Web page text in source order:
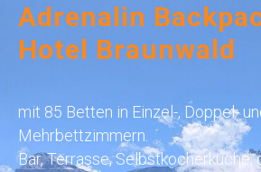
Adrenalin
Hotel Braunwald
mit 85 Betten in Einzel-, Doppel-
Mehrbettzimmern.
Bar, Terrasse,